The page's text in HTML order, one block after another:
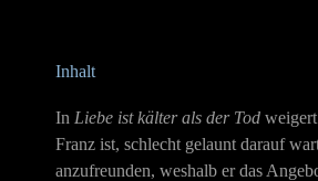
Inhalt
In Liebe ist kälter als der Tod
Franz ist, schlecht gelaunt darauf
anzufreunden, weshalb er das